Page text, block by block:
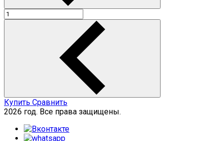
Купить Сравнить
2026 год. Все права защищены.